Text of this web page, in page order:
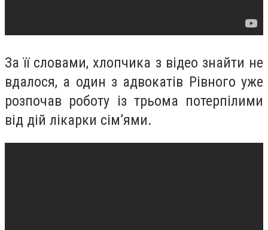
За її словами, хлопчика з відео знайти не
вдалося, а один з адвокатів Рівного уже
розпочав роботу із трьома потерпілими
від дій лікарки сім’ями.